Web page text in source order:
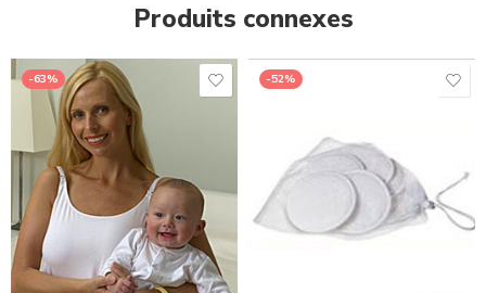
Produits connexes
-63% -52%